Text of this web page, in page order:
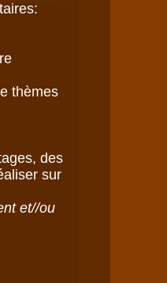
thèmes
des
sur
et//ou